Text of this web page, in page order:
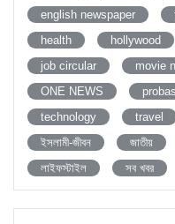
english newspaper
health
hollywood
job circular
movie
ONE NEWS
technology
travel
ইসলামী-জীবন
জাতীয়
লাইফস্টাইল
সব খবর